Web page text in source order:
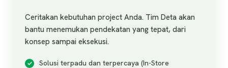
Ceritakan kebutuhan project Anda. Tim Deta akan
bantu menemukan pendekatan yang tepat, dari
konsep sampai eksekusi.
Solusi terpadu dan terpercaya (In-Store